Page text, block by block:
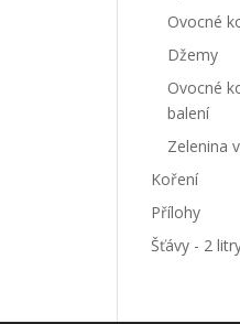
Ovocné
Džemy
Ovocné
balení
Zelenina
Koření
Přílohy
Šťávy - 2